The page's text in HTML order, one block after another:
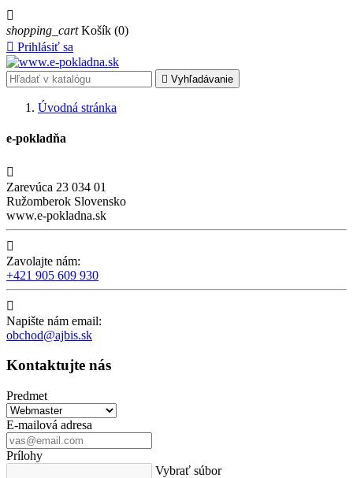

shopping_cart Košík (0)
 Prihlásiť sa
 Vyhľadávanie
Úvodná stránka
e-pokladňa

Zarevúca 23 034 01
Ružomberok Slovensko
www.e-pokladna.sk

Zavolajte nám:
+421 905 609 930

Napište nám email:
obchod@ajbis.sk
Kontaktujte nás
Predmet
E-mailová adresa
Prílohy
Vybrať súbor